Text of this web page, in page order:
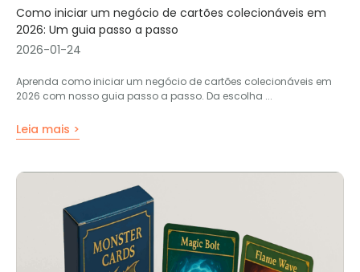
Como iniciar um negócio de cartões colecionáveis ​​em
2026: Um guia passo a passo
2026-01-24
Aprenda como iniciar um negócio de cartões colecionáveis ​​em
2026 com nosso guia passo a passo. Da escolha ...
Leia mais >